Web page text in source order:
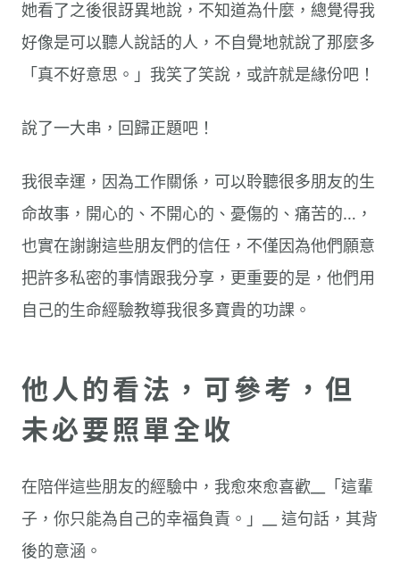
她看了之後很訝異地說，不知道為什麼，總覺得我
好像是可以聽人說話的人，不自覺地就說了那麼多
「真不好意思。」我笑了笑說，或許就是緣份吧！
說了一大串，回歸正題吧！
我很幸運，因為工作關係，可以聆聽很多朋友的生
命故事，開心的、不開心的、憂傷的、痛苦的…，
也實在謝謝這些朋友們的信任，不僅因為他們願意
把許多私密的事情跟我分享，更重要的是，他們用
自己的生命經驗教導我很多寶貴的功課。
他人的看法，可參考，但
未必要照單全收
在陪伴這些朋友的經驗中，我愈來愈喜歡__「這輩
子，你只能為自己的幸福負責。」__ 這句話，其背
後的意涵。